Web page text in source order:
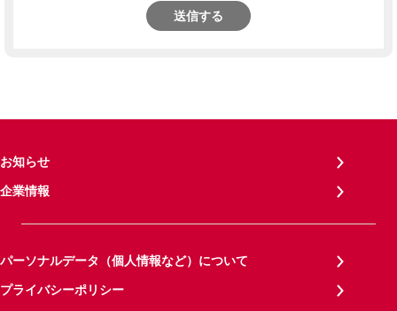
送信する
お知らせ
企業情報
パーソナルデータ（個人情報など）について
プライバシーポリシー